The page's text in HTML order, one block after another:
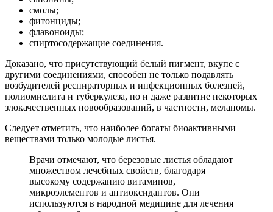
смолы;
фитонциды;
флавоноиды;
спиртосодержащие соединения.
Доказано, что присутствующий белый пигмент, вкупе с
другими соединениями, способен не только подавлять
возбудителей респираторных и инфекционных болезней,
полиомиелита и туберкулеза, но и даже развитие некоторых
злокачественных новообразований, в частности, меланомы.
Следует отметить, что наиболее богаты биоактивными
веществами только молодые листья.
Врачи отмечают, что березовые листья обладают
множеством лечебных свойств, благодаря
высокому содержанию витаминов,
микроэлементов и антиоксидантов. Они
используются в народной медицине для лечения